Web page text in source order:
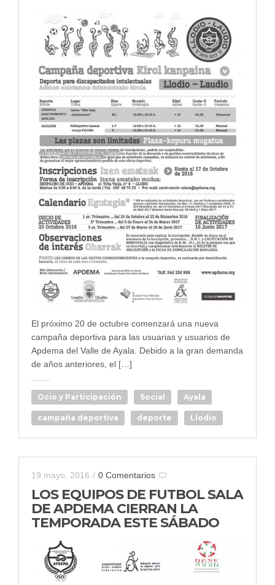
El próximo 20 de octubre comenzará una nueva
campaña deportiva para las usuarias y usuarios de
Apdema del Valle de Ayala. Debido a la gran demanda
de años anteriores, el […]
Ocio y Participación Social Ayala
campaña deportiva deporte Llodio
19 mayo, 2016 / 0 Comentarios
LOS EQUIPOS DE FUTBOL SALA
DE APDEMA CIERRAN LA
TEMPORADA ESTE SÁBADO